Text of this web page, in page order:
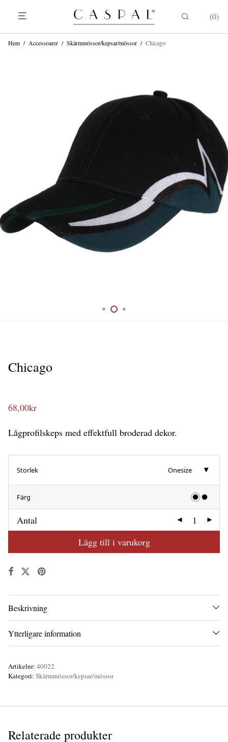
0
Hem / Accessoarer / Skärmmössor/kepsar/mössor / Chicago
Chicago
68,00kr
Lågprofilskeps med effektfull broderad dekor.
Storlek Onesize
Färg
Antal
Lägg till i varukorg
Beskrivning
Ytterligare information
Artikelnr: 40022
Kategori: Skärmmössor/kepsar/mössor
Relaterade produkter